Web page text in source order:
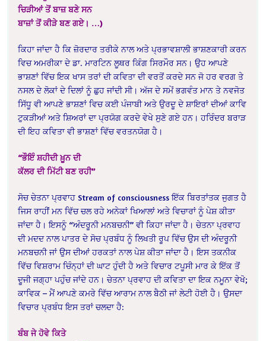
ਚਿੜੀਆਂ ਤੋਂ ਬਾਜ਼ ਬਣੇ ਸਨ
ਬਾਜ਼ਾਂ ਤੋਂ ਕੀੜੇ ਬਣ ਗਏ। …)
ਕਿਹਾ ਜਾਂਦਾ ਹੈ ਕਿ ਜ਼ੋਰਦਾਰ ਤਰੀਕੇ ਨਾਲ ਅਤੇ ਪ੍ਰਭਾਵਸ਼ਾਲੀ ਭਾਸ਼ਣਕਾਰੀ ਕਰਨ
ਵਿਚ ਅਮਰੀਕਾ ਦੇ ਡਾ. ਮਾਰਟਿਨ ਲੂਥਰ ਕਿੰਗ ਸਿਰਮੌਰ ਸਨ। ਉਹ ਆਪਣੇ
ਭਾਸ਼ਣਾਂ ਵਿੱਚ ਇਕ ਖਾਸ ਤਰਾਂ ਦੀ ਕਵਿਤਾ ਦੀ ਵਰਤੋਂ ਕਰਦੇ ਸਨ ਜੋ ਹਰ ਵਰਗ ਤੇ
ਨਸਲ ਦੇ ਲੋਕਾਂ ਦੇ ਦਿਲਾਂ ਨੂੰ ਛੁਹ ਜਾਂਦੀ ਸੀ। ਅੱਜ ਦੇ ਸਮੇਂ ਭਗਵੰਤ ਮਾਨ ਤੇ ਨਵਜੋਤ
ਸਿੱਧੂ ਵੀ ਆਪਣੇ ਭਾਸ਼ਣਾਂ ਵਿਚ ਕਈ ਪੰਜਾਬੀ ਅਤੇ ਉਰਦੂ ਦੇ ਸ਼ਾਇਰਾਂ ਦੀਆਂ ਕਾਵਿ
ਟੁਕੜੀਆਂ ਅਤੇ ਸ਼ਿਅਰਾਂ ਦਾ ਪ੍ਰਯੋਗ ਕਰਦੇ ਵੇਖੇ ਸੁਣੇ ਗਏ ਹਨ। ਹਰਿੰਦਰ ਬਰਾੜ
ਦੀ ਇਹ ਕਵਿਤਾ ਵੀ ਭਾਸ਼ਣਾਂ ਵਿੱਚ ਵਰਤਨਯੋਗ ਹੈ।
“ਭੌਇੰ ਸ਼ਹੀਦੀ ਖ਼ੂਨ ਦੀ
ਕੱਲਰ ਦੀ ਮਿੱਟੀ ਬਣ ਰਹੀ”
ਸੋਚ ਚੇਤਨਾ ਪ੍ਰਵਾਹ Stream of consciousness ਇੱਕ ਬਿਰਤਾਂਤਕ ਜੁਗਤ ਹੈ
ਜਿਸ ਰਾਹੀਂ ਮਨ ਵਿੱਚ ਚਲ ਰਹੇ ਅਨੇਕਾਂ ਖਿਆਲਾਂ ਅਤੇ ਵਿਚਾਰਾਂ ਨੂੰ ਪੇਸ਼ ਕੀਤਾ
ਜਾਂਦਾ ਹੈ। ਇਸਨੂੰ “ਅੰਦਰੂਨੀ ਮਨਬਚਨੀ” ਵੀ ਕਿਹਾ ਜਾਂਦਾ ਹੈ। ਚੇਤਨਾ ਪ੍ਰਵਾਹ
ਦੀ ਮਦਦ ਨਾਲ ਪਾਤਰ ਦੇ ਸੋਚ ਪ੍ਰਬੰਧ ਨੂੰ ਲਿਖਤੀ ਰੂਪ ਵਿੱਚ ਉਸ ਦੀ ਅੰਦਰੂਨੀ
ਮਨਬਚਨੀ ਜਾਂ ਉਸ ਦੀਆਂ ਹਰਕਤਾਂ ਨਾਲ ਪੇਸ਼ ਕੀਤਾ ਜਾਂਦਾ ਹੈ। ਇਸ ਤਕਨੀਕ
ਵਿੱਚ ਵਿਸ਼ਰਾਮ ਚਿੰਨ੍ਹਾਂ ਦੀ ਘਾਟ ਹੁੰਦੀ ਹੈ ਅਤੇ ਵਿਚਾਰ ਟਪੂਸੀ ਮਾਰ ਕੇ ਇੱਕ ਤੋਂ
ਦੂਜੀ ਜਗ੍ਹਾ ਪਹੁੰਚ ਜਾਂਦੇ ਹਨ। ਚੇਤਨਾ ਪ੍ਰਵਾਹ ਦੀ ਕਵਿਤਾ ਦਾ ਇਕ ਨਮੂਨਾ ਵੇਖੋ;
ਕਾਵਿਕ – ਮੈਂ ਆਪਣੇ ਕਮਰੇ ਵਿੱਚ ਆਰਾਮ ਨਾਲ ਬੈਠੀ ਜਾਂ ਲੇਟੀ ਹੋਈ ਹੈ। ਉਸਦਾ
ਵਿਚਾਰ ਪ੍ਰਬੰਧ ਇਸ ਤਰਾਂ ਚਲਦਾ ਹੈ:
ਬੰਬ ਜੇ ਹੋਵੇ ਕਿਤੇ